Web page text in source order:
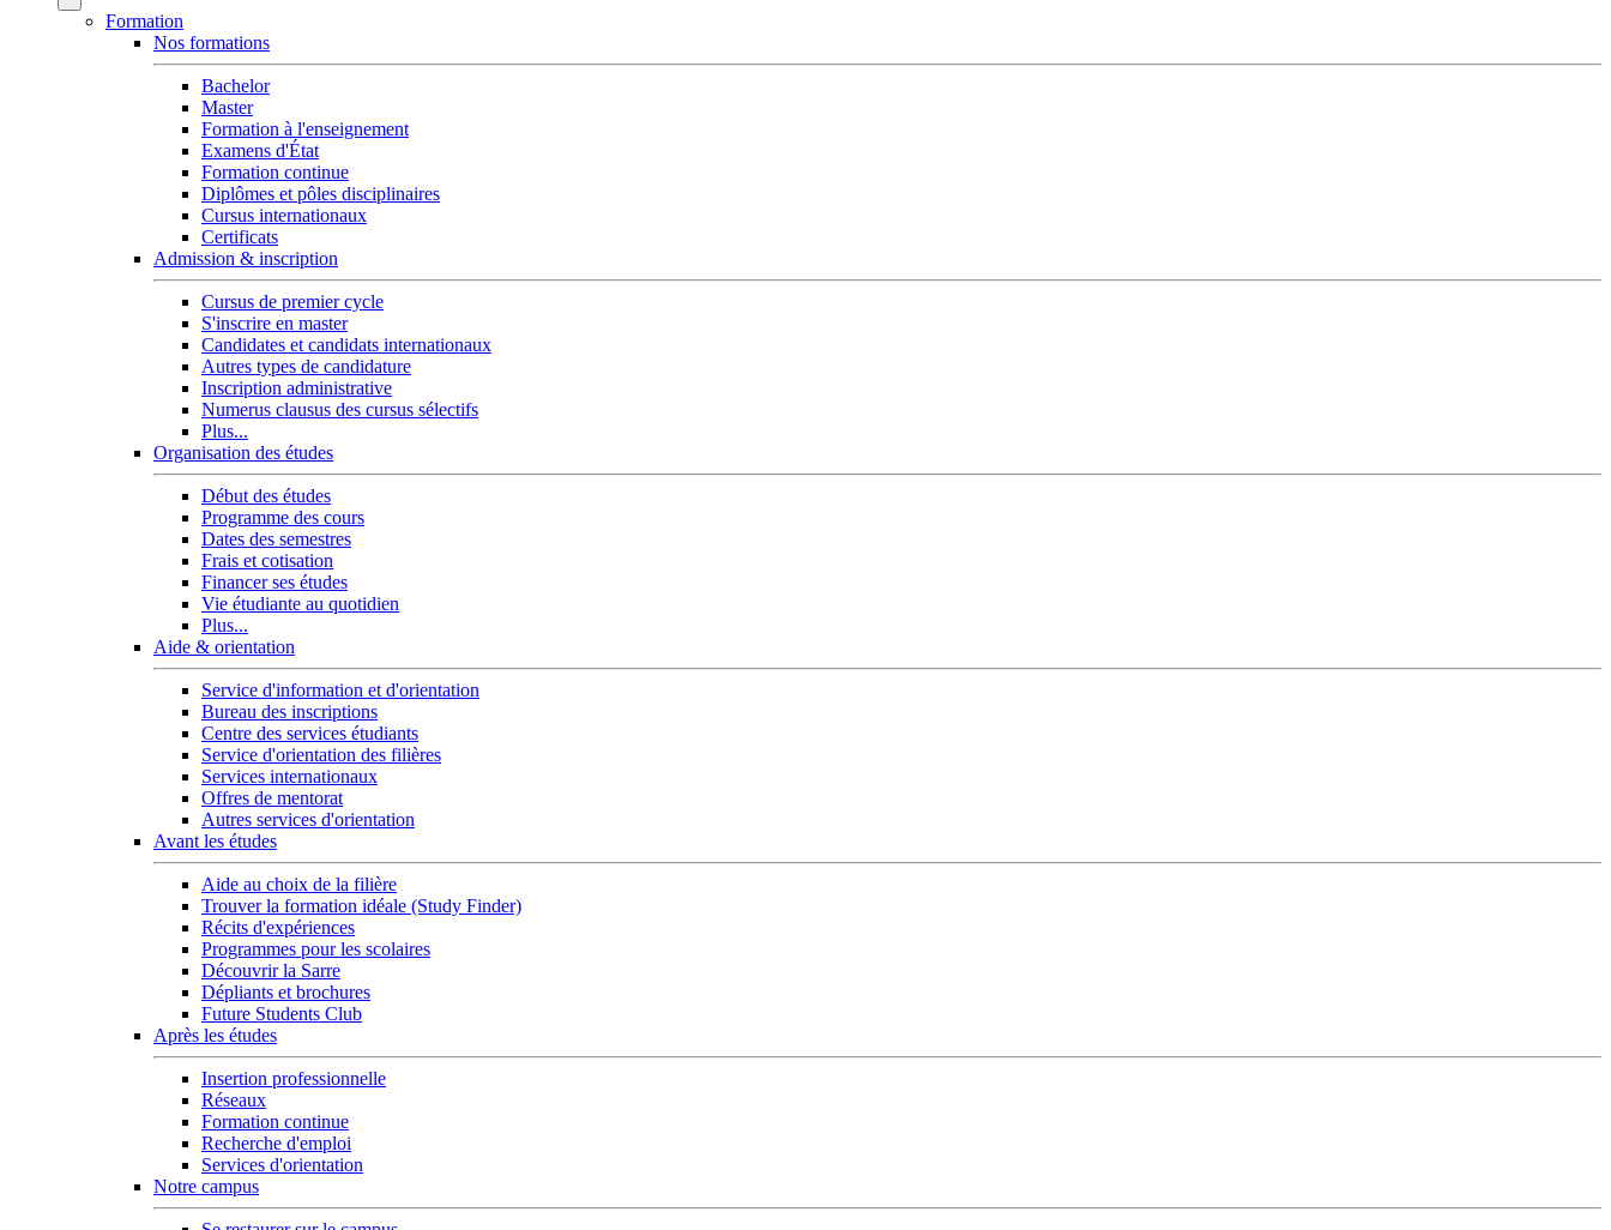
Formation
Nos formations
Bachelor
Master
Formation à l'enseignement
Examens d'État
Formation continue
Diplômes et pôles disciplinaires
Cursus internationaux
Certificats
Admission & inscription
Cursus de premier cycle
S'inscrire en master
Candidates et candidats internationaux
Autres types de candidature
Inscription administrative
Numerus clausus des cursus sélectifs
Plus...
Organisation des études
Début des études
Programme des cours
Dates des semestres
Frais et cotisation
Financer ses études
Vie étudiante au quotidien
Plus...
Aide & orientation
Service d'information et d'orientation
Bureau des inscriptions
Centre des services étudiants
Service d'orientation des filières
Services internationaux
Offres de mentorat
Autres services d'orientation
Avant les études
Aide au choix de la filière
Trouver la formation idéale (Study Finder)
Récits d'expériences
Programmes pour les scolaires
Découvrir la Sarre
Dépliants et brochures
Future Students Club
Après les études
Insertion professionnelle
Réseaux
Formation continue
Recherche d'emploi
Services d'orientation
Notre campus